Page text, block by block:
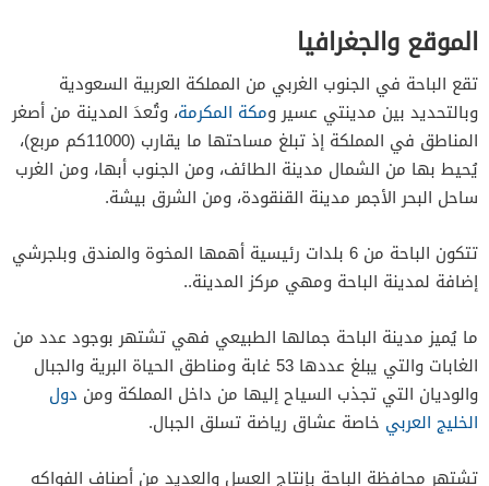
الموقع والجغرافيا
تقع الباحة في الجنوب الغربي من المملكة العربية السعودية
وبالتحديد بين مدينتي عسير ومكة المكرمة، وتُعدَ المدينة من أصغر
المناطق في المملكة إذ تبلغ مساحتها ما يقارب (11000كم مربع)،
يُحيط بها من الشمال مدينة الطائف، ومن الجنوب أبها، ومن الغرب
ساحل البحر الأجمر مدينة القنقودة، ومن الشرق بيشة.
تتكون الباحة من 6 بلدات رئيسية أهمها المخوة والمندق وبلجرشي
إضافة لمدينة الباحة ومهي مركز المدينة..
ما يُميز مدينة الباحة جمالها الطبيعي فهي تشتهر بوجود عدد من
الغابات والتي يبلغ عددها 53 غابة ومناطق الحياة البرية والجبال
والوديان التي تجذب السياح إليها من داخل المملكة ومن دول
الخليج العربي خاصة عشاق رياضة تسلق الجبال.
تشتهر محافظة الباحة بإنتاج العسل والعديد من أصناف الفواكه